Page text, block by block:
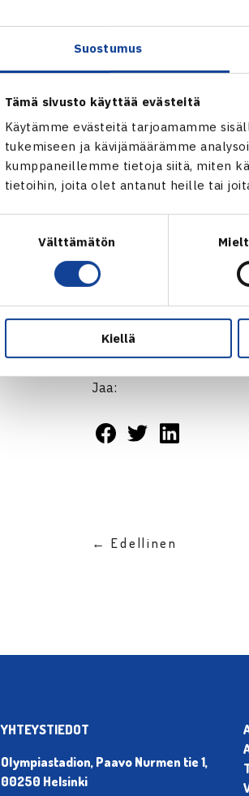
Suostumus
Tämä sivusto käyttää evästeitä
Käytämme evästeitä tarjoamamme
tukemiseen ja kävijämäärämme
kumppaneillemme tietoja siitä, miten
tietoihin, joita olet antanut heille tai
Välttämätön
Kiellä
Fed Cup 2013
Eurooppa-Afrikan II
17.-21.4.2013 Ulcinj,
Alkulohko A
Latvia – Suomi 1-0
Jelena Ostapenko Latvia
Diana Marcinkevica
Marcinkevica/Ostapenko
Jaa:
← Edellinen
YHTEYSTIEDOT
Olympiastadion, Paavo Nurmen tie 1,
00250 Helsinki